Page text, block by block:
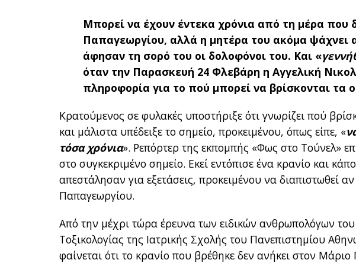
Μπορεί να έχουν έντεκα χρόνια από τη μέρα που
Παπαγεωργίου, αλλά η μητέρα του ακόμα ψάχνει
άφησαν τη σορό του οι δολοφόνοι του. Και «
όταν την Παρασκευή 24 Φλεβάρη η Αγγελική
πληροφορία για το πού μπορεί να βρίσκονται τα
Κρατούμενος σε φυλακές υποστήριξε ότι γνωρίζει πού
και μάλιστα υπέδειξε το σημείο, προκειμένου, όπως είπε, «
τόσα χρόνια». Ρεπόρτερ της εκπομπής «Φως στο Τούνελ»
στο συγκεκριμένο σημείο. Εκεί εντόπισε ένα κρανίο και
απεστάλησαν για εξετάσεις, προκειμένου να διαπιστωθεί
Παπαγεωργίου.
Από την μέχρι τώρα έρευνα των ειδικών ανθρωπολόγων του
Τοξικολογίας της Ιατρικής Σχολής του Πανεπιστημίου
φαίνεται ότι το κρανίο που βρέθηκε δεν ανήκει στον